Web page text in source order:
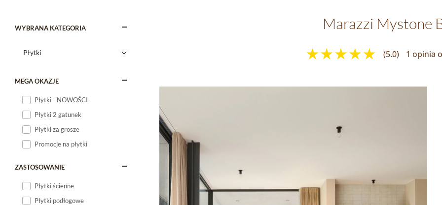
WYBRANA KATEGORIA
MEGA OKAZJE
Płytki - NOWOŚCI
Płytki 2 gatunek
Płytki za grosze
Promocje na płytki
ZASTOSOWANIE
Płytki ścienne
Płytki podłogowe
Marazzi Mystone
(5.0) 1 opinia